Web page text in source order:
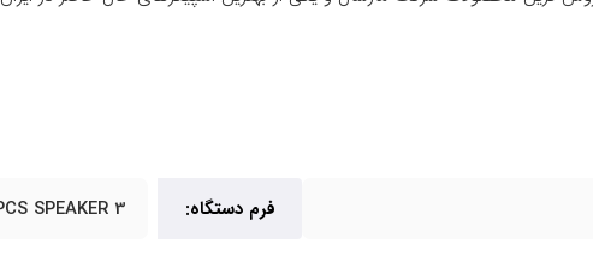
فرم دستگاه: 3 PCS SPEAKER